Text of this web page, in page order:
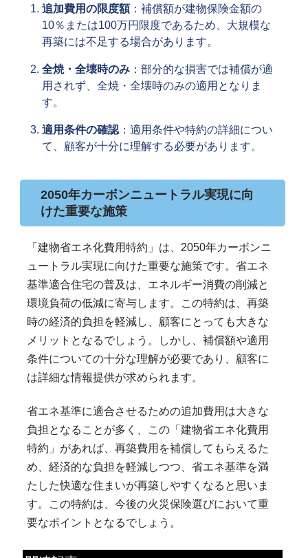
追加費用の限度額：補償額が建物保険金額の
10％または100万円限度であるため、大規模な
再築には不足する場合があります。
全焼・全壊時のみ：部分的な損害では補償が適
用されず、全焼・全壊時のみの適用となりま
す。
適用条件の確認：適用条件や特約の詳細につい
て、顧客が十分に理解する必要があります。
2050年カーボンニュートラル実現に向
けた重要な施策
「建物省エネ化費用特約」は、2050年カーボンニ
ュートラル実現に向けた重要な施策です。省エネ
基準適合住宅の普及は、エネルギー消費の削減と
環境負荷の低減に寄与します。この特約は、再築
時の経済的負担を軽減し、顧客にとっても大きな
メリットとなるでしょう。しかし、補償額や適用
条件についての十分な理解が必要であり、顧客に
は詳細な情報提供が求められます。
省エネ基準に適合させるための追加費用は大きな
負担となることが多く、この「建物省エネ化費用
特約」があれば、再築費用を補償してもらえるた
め、経済的な負担を軽減しつつ、省エネ基準を満
たした快適な住まいが再築しやすくなると思いま
す。この特約は、今後の火災保険選びにおいて重
要なポイントとなるでしょう。